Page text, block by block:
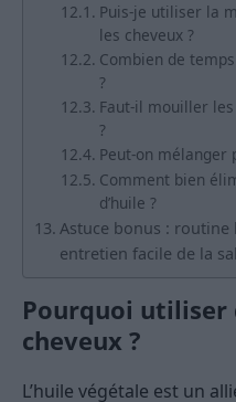
Puis-je utiliser la
les cheveux ?
Combien de
?
Faut-il mouiller les
?
Peut-on mélanger
Comment bien
d’huile ?
Astuce bonus :
entretien facile de la
Pourquoi utiliser
cheveux ?
L’huile végétale est un